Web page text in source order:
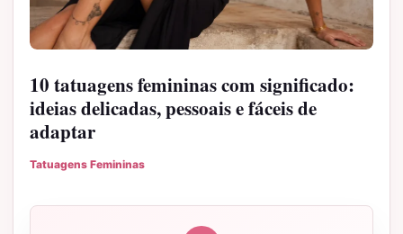
10 tatuagens femininas com significado:
ideias delicadas, pessoais e fáceis de
adaptar
Tatuagens Femininas